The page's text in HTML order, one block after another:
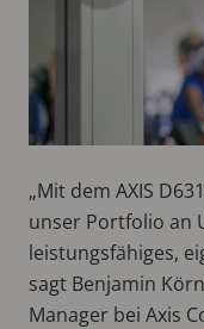
„Mit dem AXIS
unser Portfolio an
leistungsfähiges,
sagt Benjamin
Manager bei Axis